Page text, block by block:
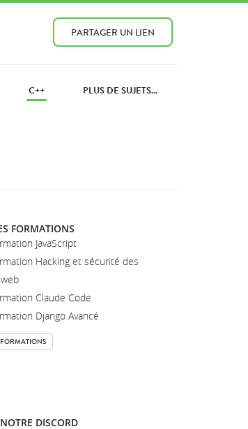
PARTAGER UN LIEN
C++ PLUS DE SUJETS...
FORMATIONS
JavaScript
Hacking et sécurité des
Claude Code
Django Avancé
DISCORD